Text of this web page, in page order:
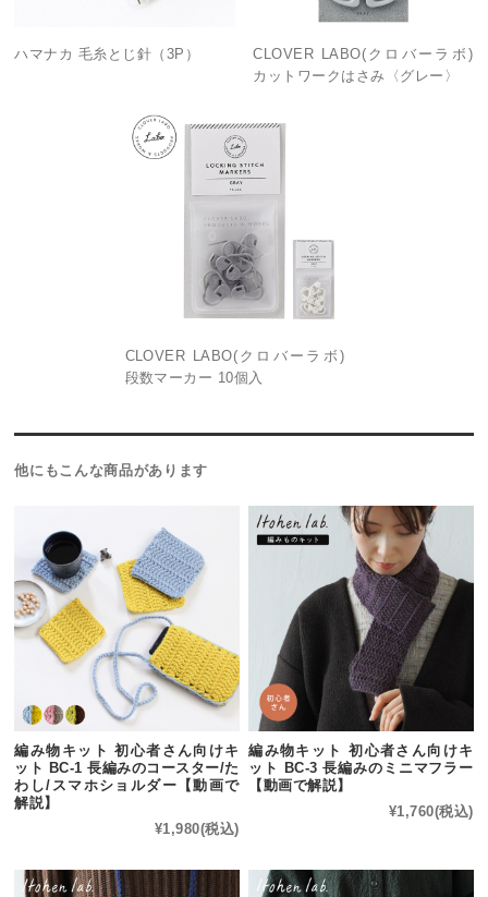
ハマナカ 毛糸とじ針（3P）
CLOVER LABO(クロバーラボ)
カットワークはさみ〈グレー〉
CLOVER LABO(クロバーラボ)
段数マーカー 10個入
他にもこんな商品があります
編み物キット 初心者さん向けキ
ット BC-1 長編みのコースター/た
わし/スマホショルダー【動画で
解説】
¥1,980(税込)
編み物キット 初心者さん向けキ
ット BC-3 長編みのミニマフラー
【動画で解説】
¥1,760(税込)